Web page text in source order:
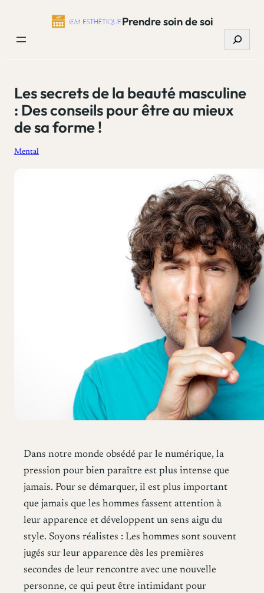
contenu
Prendre soin de soi
Les secrets de la beauté masculine
: Des conseils pour être au mieux
de sa forme !
Mental
Dans notre monde obsédé par le numérique, la
pression pour bien paraître est plus intense que
jamais. Pour se démarquer, il est plus important
que jamais que les hommes fassent attention à
leur apparence et développent un sens aigu du
style. Soyons réalistes : Les hommes sont souvent
jugés sur leur apparence dès les premières
secondes de leur rencontre avec une nouvelle
personne, ce qui peut être intimidant pour